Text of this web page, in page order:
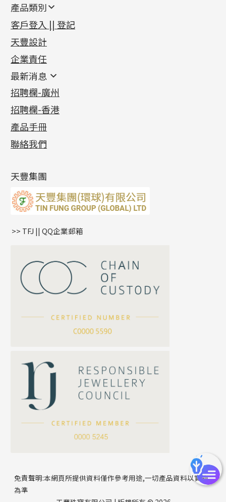
公司名稱
聯絡電話
產品類別
新產品
足金系列
足金配件
機織鏈系列
珠仔鏈
镶口链
管狀網鏈
十字車花鏈系列
十字閃O鏈系列
十字錘打鏈系列
側身車花鏈系列
側身鏈系列
雙十字鏈系列
水波鏈系列
蛇骨鏈系列
鏈尾系列
嘴唇鏈系列
S車花鏈系列
珍珠鏈系列
坦克鏈系列
滿天星鏈系列
方假繩鏈系列
首飾配件
耳環類配件
卷迫系列
螺絲迫系列
梅花迫系列
平臺迫系列
綫拍系列
美拍系列
耳環扣系列
耳綫/耳鈎系列
耳環爪頭
耳環
鏈類配件
動感車花吊墜
調節珠系列
生圈扣系列
龍蝦扣系列
鴨俐制系列
字母吊墜
相盒吊墜
項鏈吊墜
生肖吊墜
星座吊墜
珠扣
其他類配件
珠盤系列
袖口鈕系列
焊片及鐳射綫
空心車花管
珠類配件
無孔光身珠
空心光身珠
無孔批花珠
鑲口類
四爪頭系列
六爪頭系列
車花片
動感車花片
鑲口戒指
鑲口手鏈系列
首飾系列
手镯系列
戒指系列
空心耳環
空心车花管首饰链
空心手鐲系列
貴金屬原料
千足金
記憶金屬系列
記憶戒指
拉簧珠珠手鏈
記憶鈦手鐲
客戶登入 || 登記
天豐設計
企業責任
最新消息
最新消息
各項證書(2)
相片集(9)
展覽會資訊
最新產品資訊
招聘欄-廣州
招聘欄-香港
產品手冊
聯絡我們
天豐集團
>> TFJ || QQ企業郵箱
免責聲明:本網頁所提供資料僅作參考用途,一切產品資料以實物
為準